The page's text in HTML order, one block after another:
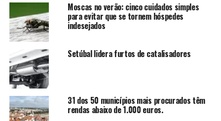
Moscas no verão: cinco cuidados simples
para evitar que se tornem hóspedes
indesejados
Setúbal lidera furtos de catalisadores
31 dos 50 municípios mais procurados têm
rendas abaixo de 1.000 euros.